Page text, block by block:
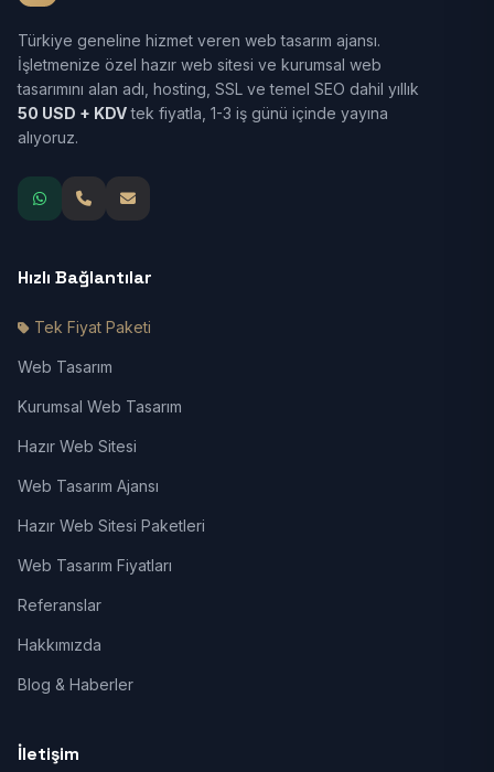
Türkiye geneline hizmet veren web tasarım ajansı.
İşletmenize özel hazır web sitesi ve kurumsal web
tasarımını alan adı, hosting, SSL ve temel SEO dahil yıllık
50 USD + KDVtek fiyatla, 1-3 iş günü içinde yayına
alıyoruz.
Hızlı Bağlantılar
Tek Fiyat Paketi
Web Tasarım
Kurumsal Web Tasarım
Hazır Web Sitesi
Web Tasarım Ajansı
Hazır Web Sitesi Paketleri
Web Tasarım Fiyatları
Referanslar
Hakkımızda
Blog & Haberler
İletişim